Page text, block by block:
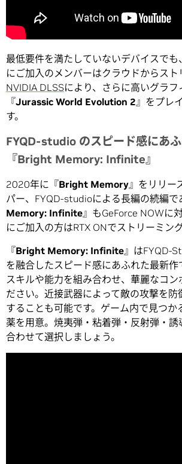
最低要件を満たしていないデバイスでも
にご加入のメンバーはクラウドからスト
NVIDIA DLSSにより、さらに高いグラ
『Jurassic World Evolution 2 』をプレ
す。
FYQD-studio のスピード感にあふ
『Bright Memory: Infinite』
2020年に『Bright Memory』をリリー
パー、FYQD-studioによる長編の続編で
Memory: Infinite』もGeForce NOWに
にご加入の方はRTX ONでストリーミング
『Bright Memory: Infinite』はFYQD-
を融合したスピード感にあふれた最新作
スキルや能力を組み合わせ、華麗なコン
ださい。近接武器によって敵の攻撃を防
することも可能です。ゲーム内で見つか
薬を用意。焼夷弾・粘着弾・反射弾・誘
合わせて選択しましょう。